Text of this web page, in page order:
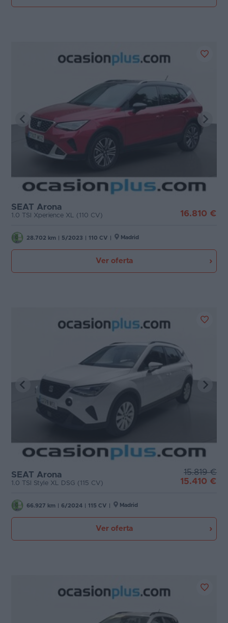
SEAT Arona
1.0 TSI Xperience XL (110 CV) 16.810 €
28.702 km 5/2023 110 CV Madrid
Ver oferta
SEAT Arona
1.0 TSI Style XL DSG (115 CV)
15.819 €
15.410 €
66.927 km 6/2024 115 CV Madrid
Ver oferta